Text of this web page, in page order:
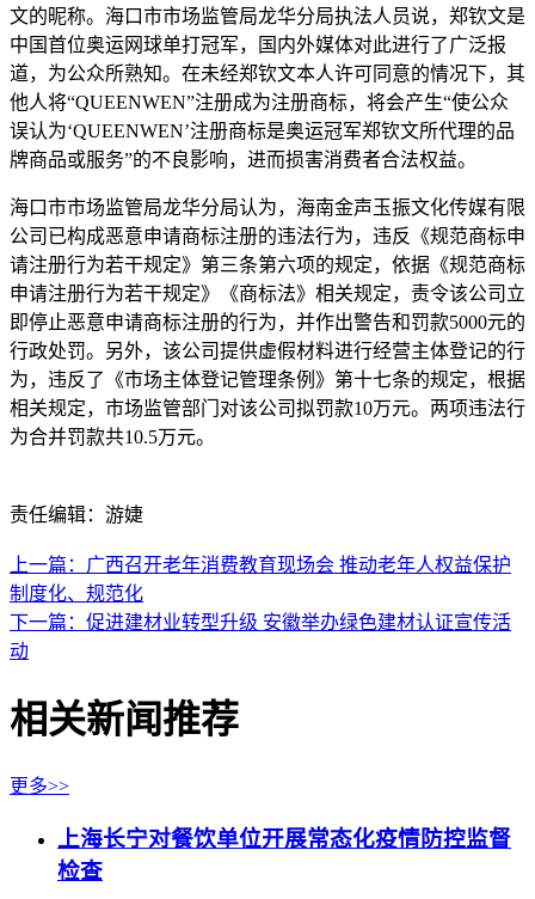
文的昵称。海口市市场监管局龙华分局执法人员说，郑钦文是
中国首位奥运网球单打冠军，国内外媒体对此进行了广泛报
道，为公众所熟知。在未经郑钦文本人许可同意的情况下，其
他人将“QUEENWEN”注册成为注册商标，将会产生“使公众
误认为‘QUEENWEN’注册商标是奥运冠军郑钦文所代理的品
牌商品或服务”的不良影响，进而损害消费者合法权益。
海口市市场监管局龙华分局认为，海南金声玉振文化传媒有限
公司已构成恶意申请商标注册的违法行为，违反《规范商标申
请注册行为若干规定》第三条第六项的规定，依据《规范商标
申请注册行为若干规定》《商标法》相关规定，责令该公司立
即停止恶意申请商标注册的行为，并作出警告和罚款5000元的
行政处罚。另外，该公司提供虚假材料进行经营主体登记的行
为，违反了《市场主体登记管理条例》第十七条的规定，根据
相关规定，市场监管部门对该公司拟罚款10万元。两项违法行
为合并罚款共10.5万元。
责任编辑：游婕
上一篇：广西召开老年消费教育现场会 推动老年人权益保护
制度化、规范化
下一篇：促进建材业转型升级 安徽举办绿色建材认证宣传活
动
相关新闻推荐
更多>>
上海长宁对餐饮单位开展常态化疫情防控监督
检查